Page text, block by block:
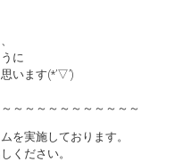
に
います(*’▽’)
～～～～～～～～～～～
を実施しております。
ください。